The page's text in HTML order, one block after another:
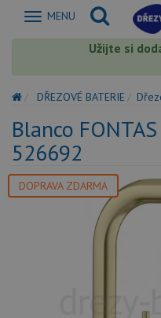
Zobrazit
MENU
Užijte si
DŘEZOVÉ BATERIE
Blanco
526692
DOPRAVA ZDARMA